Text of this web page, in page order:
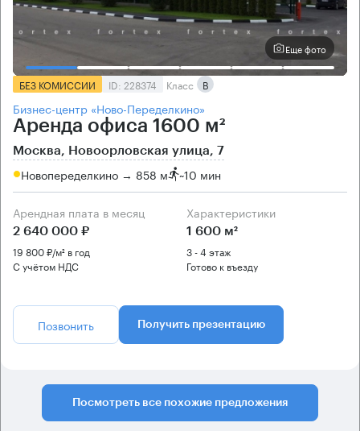
Еще фото
БЕЗ КОМИССИИ ID: 228374 Класс B
Бизнес-центр «Ново-Переделкино»
Аренда офиса 1600 м²
Москва, Новоорловская улица, 7
Новопеределкино → 858 м ~10 мин
Арендная плата в месяц
2 640 000 ₽
19 800 ₽/м² в год
С учётом НДС
Характеристики
1 600 м²
3 - 4 этаж
Готово к въезду
Позвонить Получить презентацию
Посмотреть все похожие предложения